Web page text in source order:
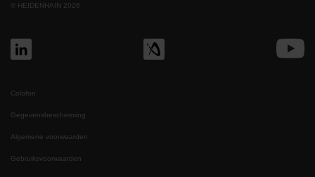
© HEIDENHAIN 2026
Colofon
Gegevensbescherming
Algemene voorwaarden
Gebruiksvoorwaarden